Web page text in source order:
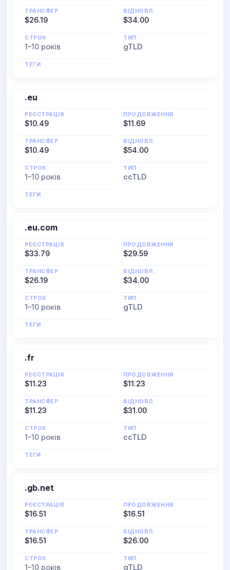
ТРАНСФЕР
$26.19
ВІДНОВЛ.
$34.00
СТРОК
1–10 років
ТИП
gTLD
ТЕГИ
.eu
РЕЄСТРАЦІЯ
$10.49
ПРОДОВЖЕННЯ
$11.69
ТРАНСФЕР
$10.49
ВІДНОВЛ.
$54.00
СТРОК
1–10 років
ТИП
ccTLD
ТЕГИ
.eu.com
РЕЄСТРАЦІЯ
$33.79
ПРОДОВЖЕННЯ
$29.59
ТРАНСФЕР
$26.19
ВІДНОВЛ.
$34.00
СТРОК
1–10 років
ТИП
gTLD
ТЕГИ
.fr
РЕЄСТРАЦІЯ
$11.23
ПРОДОВЖЕННЯ
$11.23
ТРАНСФЕР
$11.23
ВІДНОВЛ.
$31.00
СТРОК
1–10 років
ТИП
ccTLD
ТЕГИ
.gb.net
РЕЄСТРАЦІЯ
$16.51
ПРОДОВЖЕННЯ
$16.51
ТРАНСФЕР
$16.51
ВІДНОВЛ.
$26.00
СТРОК
1–10 років
ТИП
gTLD